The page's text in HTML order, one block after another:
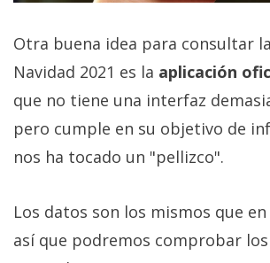
Otra buena idea para consultar
Navidad 2021 es la aplicación
que no tiene una interfaz
pero cumple en su objetivo de
nos ha tocado un "pellizco".
Los datos son los mismos que
así que podremos comprobar